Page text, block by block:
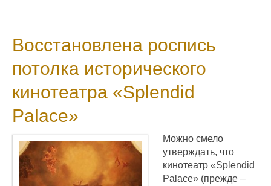
Восстановлена роспись
потолка исторического
кинотеатра «Splendid
Palace»
Можно смело
утверждать, что
кинотеатр «Splendid
Palace» (прежде –